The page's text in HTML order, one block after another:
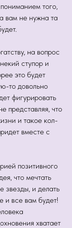
того,
вам не нужна та
на вопрос
ступор и
это будет
то довольно
фигурировать
представляя, что
и такое кол-
вместе с
позитивного
что мечтать
звезды, и делать
и все вам будет!
хватает